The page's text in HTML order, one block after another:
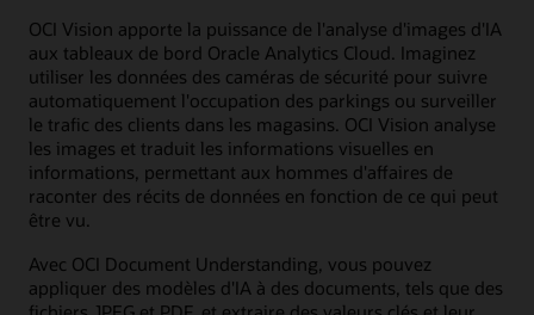
OCI Vision apporte la puissance de l'analyse d'images d'IA
aux tableaux de bord Oracle Analytics Cloud. Imaginez
utiliser les données des caméras de sécurité pour suivre
automatiquement l'occupation des parkings ou surveiller
le trafic des clients dans les magasins. OCI Vision analyse
les images et traduit les informations visuelles en
informations, permettant aux hommes d'affaires de
raconter des récits de données en fonction de ce qui peut
être vu.
Avec OCI Document Understanding, vous pouvez
appliquer des modèles d'IA à des documents, tels que des